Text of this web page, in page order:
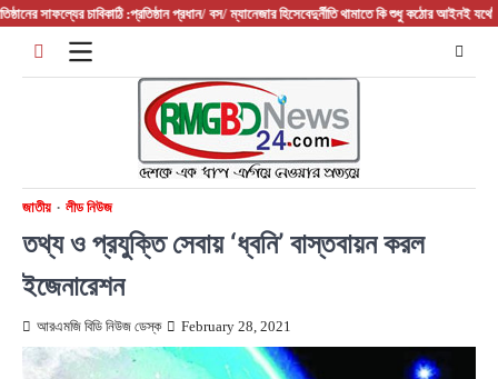
Skip
সাফল্যের চাবিকাঠি :প্রতিষ্ঠান প্রধান/ বস/ ম্যানেজার হিসেবেদুর্নীতি থামাতে কি শুধু কঠোর আইনই যথেষ্ট?
জাতীয় লীড নিউজ
তথ্য ও প্রযুক্তি সেবায় ‘ধ্বনি’ বাস্তবায়ন করল
ইজেনারেশন
আরএমজি বিডি নিউজ ডেস্ক February 28, 2021